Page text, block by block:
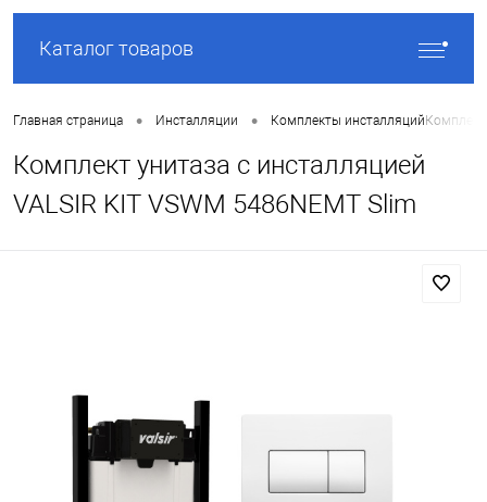
Каталог товаров
Главная страница • Инсталляции • Комплекты инсталляций Комплект
Комплект унитаза с инсталляцией
VALSIR KIT VSWM 5486NEMT Slim